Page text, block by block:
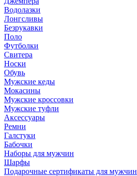
Водолазки
Лонгсливы
Безрукавки
Поло
Футболки
Свитера
Носки
Обувь
Мужские кеды
Мокасины
Мужские кроссовки
Мужские туфли
Аксессуары
Ремни
Галстуки
Бабочки
Наборы для мужчин
Шарфы
Подарочные сертификаты для мужчин